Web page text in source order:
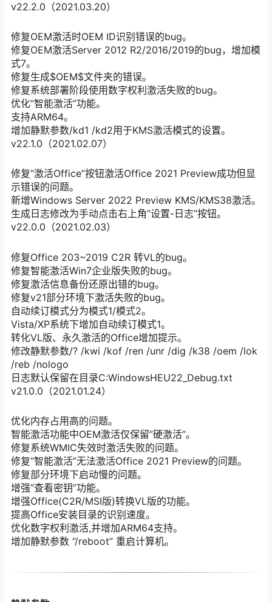
v22.2.0（2021.03.20）
修复OEM激活时OEM ID识别错误的bug。
修复OEM激活Server 2012 R2/2016/2019的bug，增加模
式7。
修复生成$OEM$文件夹的错误。
修复系统部署阶段使用数字权利激活失败的bug。
优化”智能激活”功能。
支持ARM64。
增加静默参数/kd1 /kd2用于KMS激活模式的设置。
v22.1.0（2021.02.07）
修复”激活Office”按钮激活Office 2021 Preview成功但显
示错误的问题。
新增Windows Server 2022 Preview KMS/KMS38激活。
生成日志修改为手动点击右上角”设置-日志”按钮。
v22.0.0（2021.02.03）
修复Office 203~2019 C2R 转VL的bug。
修复智能激活Win7企业版失败的bug。
修复激活信息备份还原出错的bug。
修复v21部分环境下激活失败的bug。
自动续订模式分为模式1/模式2。
Vista/XP系统下增加自动续订模式1。
转化VL版、永久激活的Office增加提示。
修改静默参数/? /kwi /kof /ren /unr /dig /k38 /oem /lok
/reb /nologo
日志默认保留在目录C:WindowsHEU22_Debug.txt
v21.0.0（2021.01.24）
优化内存占用高的问题。
智能激活功能中OEM激活仅保留”硬激活”。
修复系统WMIC失效时激活失败的问题。
修复”智能激活”无法激活Office 2021 Preview的问题。
修复部分环境下启动慢的问题。
增强”查看密钥”功能。
增强Office(C2R/MSI版)转换VL版的功能。
提高Office安装目录的识别速度。
优化数字权利激活,并增加ARM64支持。
增加静默参数 “/reboot” 重启计算机。